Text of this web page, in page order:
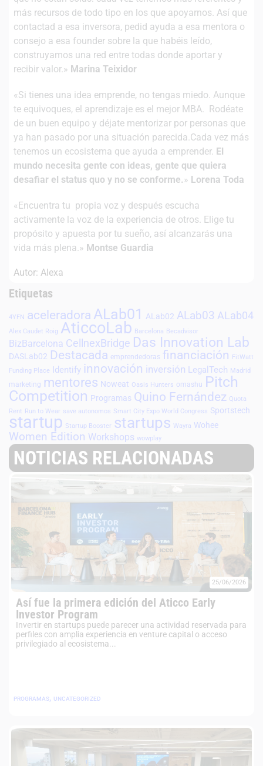
más recursos de todo tipo en los que apoyarnos. Así que
contactad a esa inversora, pedid ayuda a esa mentora o
consejo a esa founder sobre la que habéis leído,
construyamos una red entre todas donde aportar y
recibir valor.» Marina Teixidor
«Si tienes una idea emprende, no tengas miedo. Aunque
te equivoques, el aprendizaje es el mejor MBA. Rodéate
de un buen equipo y déjate mentorizar por personas que
ya han pasado por una situación parecida.Cada vez más
tenemos un ecosistema que ayuda a emprender. El
mundo necesita gente con ideas, gente que quiera
desafiar el status quo y no se conforme.» Lorena Toda
«Encuentra tu propia voz y después escucha
activamente la voz de la experiencia de otros. Elige tu
propósito y apuesta por tu sueño, así alcanzarás una
vida más plena.» Montse Guardia
Autor: Alexa
Etiquetas
4YFN aceleradora ALab01 ALab02 ALab03 ALab04
Alex Caudet Roig AticcoLab Barcelona Becadvisor
BizBarcelona CellnexBridge Das Innovation Lab
DASLab02 Destacada emprendedoras financiación FitWatt
Funding Place Identify innovación inversión LegalTech Madrid
marketing mentores Noweat Oasis Hunters omashu Pitch
Competition Programas Quino Fernández Quota
Rent Run to Wear save autonomos Smart City Expo World Congress Sportstech
startup Startup Booster startups Wayra Wohee
Women Edition Workshops wowplay
NOTICIAS RELACIONADAS
25/06/2026
Así fue la primera edición del Aticco Early
Investor Program
Invertir en startups puede parecer una actividad reservada para
perfiles con amplia experiencia en venture capital o acceso
privilegiado al ecosistema...
PROGRAMAS, UNCATEGORIZED